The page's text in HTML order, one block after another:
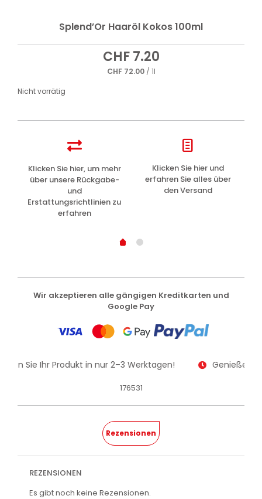
Splend’Or Haaröl Kokos 100ml
CHF7.20
CHF72.00/ 1l
Nicht vorrätig
Klicken Sie hier, um mehr
über unsere Rückgabe-
und
Erstattungsrichtlinien zu
erfahren
Klicken Sie hier und
erfahren Sie alles über
den Versand
Wir akzeptieren alle gängigen Kreditkarten und
Google Pay
Sie Ihr Produkt in nur 2–3 Werktagen! Genießen
176531
Rezensionen
REZENSIONEN
Es gibt noch keine Rezensionen.